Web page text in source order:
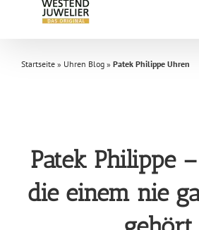
Startseite » Uhren Blog » Patek Philippe Uhren
Patek Philippe
die einem nie